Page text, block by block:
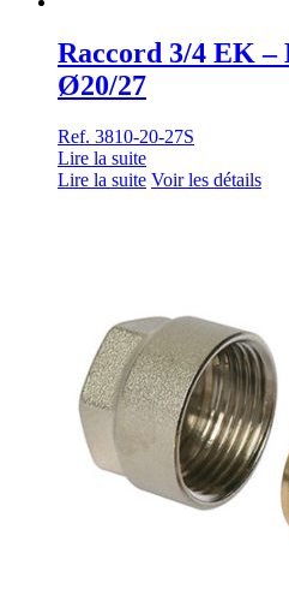
Raccord 3/4 EK –
Ø20/27
Ref. 3810-20-27S
Lire la suite
Lire la suite Voir les détails